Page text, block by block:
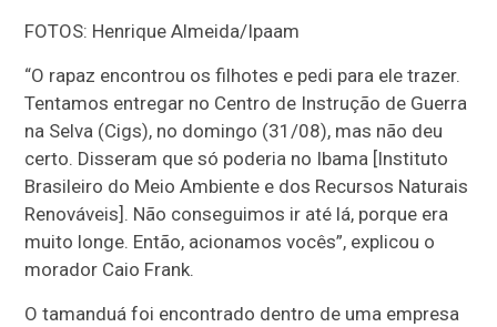
FOTOS: Henrique Almeida/Ipaam
“O rapaz encontrou os filhotes e pedi para ele trazer.
Tentamos entregar no Centro de Instrução de Guerra
na Selva (Cigs), no domingo (31/08), mas não deu
certo. Disseram que só poderia no Ibama [Instituto
Brasileiro do Meio Ambiente e dos Recursos Naturais
Renováveis]. Não conseguimos ir até lá, porque era
muito longe. Então, acionamos vocês”, explicou o
morador Caio Frank.
O tamanduá foi encontrado dentro de uma empresa